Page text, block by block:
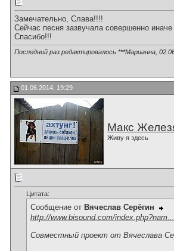
Замечательно, Слава!!!!
Сейчас песня зазвучала совершенно иначе
Спасибо!!!
Последний раз редактировалось ***Марианна,
01.06.2014, 19:29
Макс
Живу я здесь
Цитата:
Сообщение от Вячеслав Серёгин
http://www.bisound.com/
Совместный проект от Вячеслава